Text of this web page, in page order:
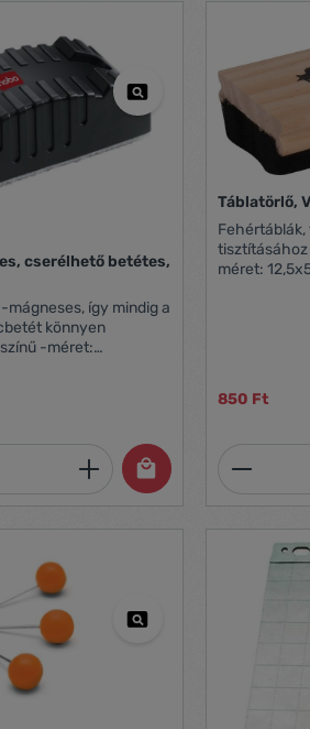
vagy
cserélhető betétes,
így mindig a
könnyen
-méret:
Adja meg a
Táblatörlő,
tisztításához -fa ház -hasított filcbetét -
méret: 12,5x5,5x2,7 cm
850 Ft